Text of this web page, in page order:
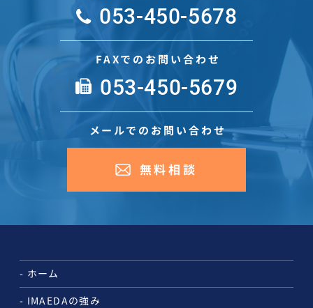
053-450-5678
FAXでのお問い合わせ
053-450-5679
メールでのお問い合わせ
無料相談
ホーム
IMAEDAの強み